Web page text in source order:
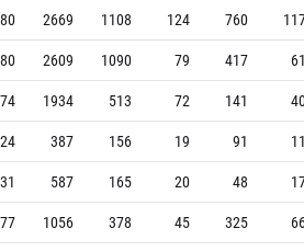
80 2669 1108 124 760
80 2609 1090 79 417
74 1934 513 72 141
24 387 156 19 91
31 587 165 20 48
77 1056 378 45 325